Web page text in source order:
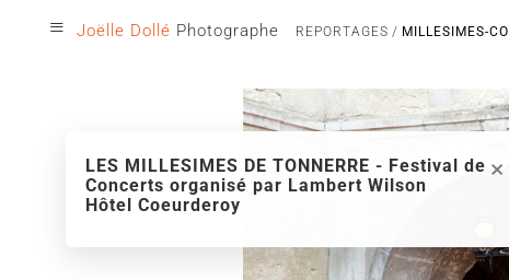
≡ Joëlle Dollé Photographe REPORTAGES MILLESIMES-
×
LES MILLESIMES DE TONNERRE - Festival de
Concerts organisé par Lambert Wilson
Hôtel Coeurderoy